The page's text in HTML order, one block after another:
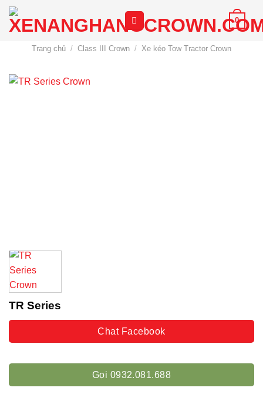
Chuyển
đến
0
Trang chủ / Class III Crown / Xe kéo Tow Tractor Crown
TR Series
Chat Facebook
Gọi 0932.081.688